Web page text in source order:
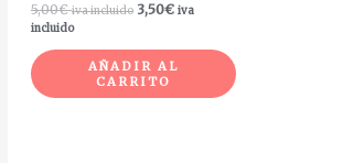
5,00€ iva incluido 3,50€ iva
incluido
AÑADIR AL
CARRITO